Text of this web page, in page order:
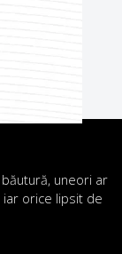
băutură, uneori ar
iar orice lipsit de